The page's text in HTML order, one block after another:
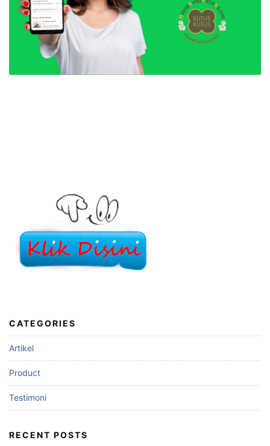
CATEGORIES
Artikel
Product
Testimoni
RECENT POSTS